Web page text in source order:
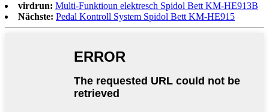
virdrun: Multi-Funktioun elektresch Spidol Bett KM-HE913B
Nächste: Pedal Kontroll System Spidol Bett KM-HE915